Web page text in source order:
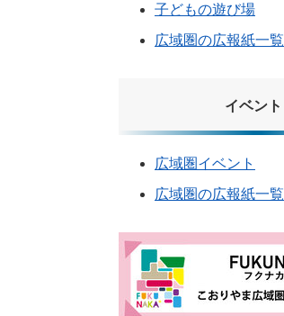
子どもの遊び場
広域圏の広報紙一覧
イベント
広域圏イベント
広域圏の広報紙一覧